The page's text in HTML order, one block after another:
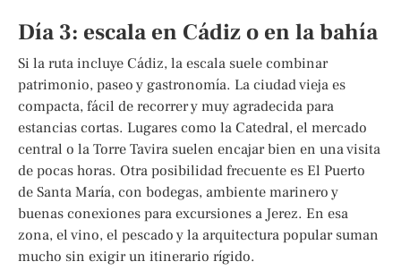
Día 3: escala en Cádiz o en la bahía
Si la ruta incluye Cádiz, la escala suele combinar
patrimonio, paseo y gastronomía. La ciudad vieja es
compacta, fácil de recorrer y muy agradecida para
estancias cortas. Lugares como la Catedral, el mercado
central o la Torre Tavira suelen encajar bien en una visita
de pocas horas. Otra posibilidad frecuente es El Puerto
de Santa María, con bodegas, ambiente marinero y
buenas conexiones para excursiones a Jerez. En esa
zona, el vino, el pescado y la arquitectura popular suman
mucho sin exigir un itinerario rígido.